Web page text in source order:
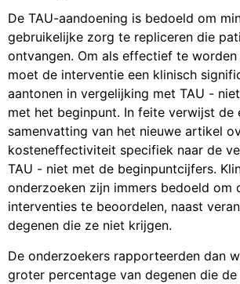
De TAU-aandoening is bedoeld om
gebruikelijke zorg te repliceren die
ontvangen. Om als effectief te
moet de interventie een klinisch
aantonen in vergelijking met TAU ​​-
met het beginpunt. In feite verwijst de
samenvatting van het nieuwe artikel
kosteneffectiviteit specifiek naar de
TAU ​​- niet met de beginpuntcijfers.
onderzoeken zijn immers bedoeld om
interventies te beoordelen, naast
degenen die ze niet krijgen.
De onderzoekers rapporteerden dan
groter percentage van degenen die de